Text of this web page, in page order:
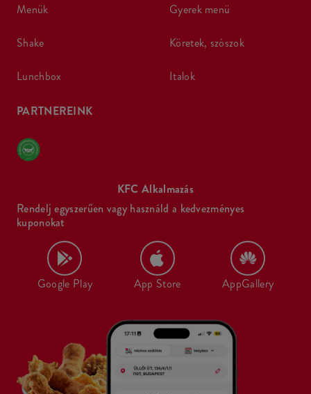
menük
shake
lunchbox
gyerek menü
köretek, szószok
italok
PARTNEREINK
KFC Alkalmazás
Rendelj egyszerűen vagy használd a kedvezményes
kuponokat
Google Play App Store AppGallery